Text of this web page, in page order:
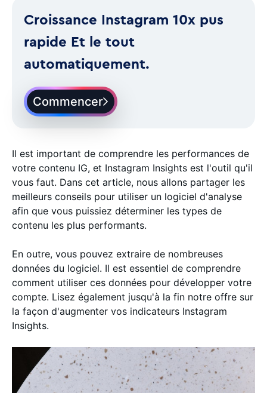
Croissance Instagram 10x pus
rapide Et le tout
automatiquement.
Commencer
Il est important de comprendre les performances de
votre contenu IG, et Instagram Insights est l'outil qu'il
vous faut. Dans cet article, nous allons partager les
meilleurs conseils pour utiliser un logiciel d'analyse
afin que vous puissiez déterminer les types de
contenu les plus performants.
En outre, vous pouvez extraire de nombreuses
données du logiciel. Il est essentiel de comprendre
comment utiliser ces données pour développer votre
compte. Lisez également jusqu'à la fin notre offre sur
la façon d'augmenter vos indicateurs Instagram
Insights.